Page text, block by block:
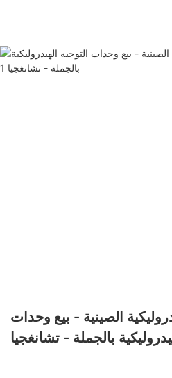
الصينية - بيع وحدات
بالجملة - تشانغجيا